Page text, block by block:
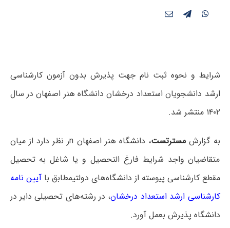
شرایط و نحوه ثبت نام جهت پذیرش بدون آزمون کارشناسی
ارشد دانشجویان استعداد درخشان دانشگاه هنر اصفهان در سال
۱۴۰۲ منتشر شد.
به گزارش مسترتست
، دانشگاه هنر اصفهان nر نظر دارد از میان
متقاضیان واجد شرایط فارغ التحصیل و یا شاغل به تحصیل
مقطع کارشناسی پیوسته از دانشگاه‌های دولتیمطابق باآیین نامه
کارشناسی ارشد استعداد درخشان، در رشته‌های تحصیلی دایر در
دانشگاه پذیرش بعمل آورد.